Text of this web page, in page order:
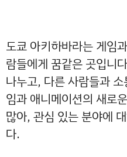
도쿄 아키하바라는 게임
람들에게 꿈같은 곳입니
나누고, 다른 사람들과
임과 애니메이션의 새로
많아, 관심 있는 분야에
다.